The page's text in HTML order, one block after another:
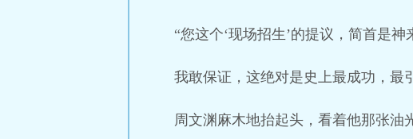
“您这个‘现场招生’的提议，简首是神
我敢保证，这绝对是史上最成功，最
周文渊麻木地抬起头，看着他那张油